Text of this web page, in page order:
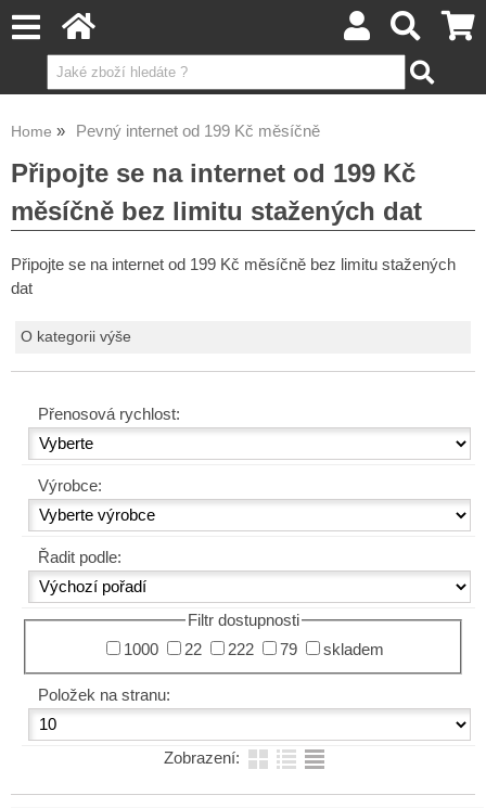
Home Pevný internet od 199 Kč měsíčně
Připojte se na internet od 199 Kč
měsíčně bez limitu stažených dat
Připojte se na internet od 199 Kč měsíčně bez limitu stažených
dat
O kategorii výše
Přenosová rychlost:
Výrobce:
Řadit podle:
Filtr dostupnosti
1000
22 222 79 skladem
Položek na stranu:
Zobrazení: